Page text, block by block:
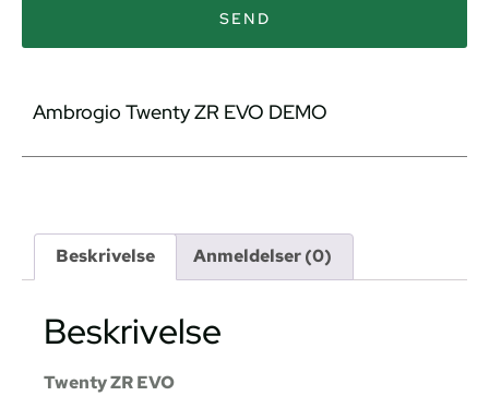
Ambrogio Twenty ZR EVO DEMO
Beskrivelse Anmeldelser (0)
Beskrivelse
Twenty ZR EVO
SEND